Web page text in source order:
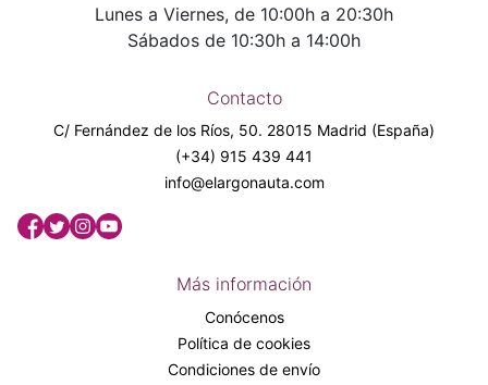
Lunes a Viernes, de 10:00h a 20:30h
Sábados de 10:30h a 14:00h
Contacto
C/ Fernández de los Ríos, 50. 28015 Madrid (España)
(+34) 915 439 441
info@elargonauta.com
Más información
Conócenos
Política de cookies
Condiciones de envío